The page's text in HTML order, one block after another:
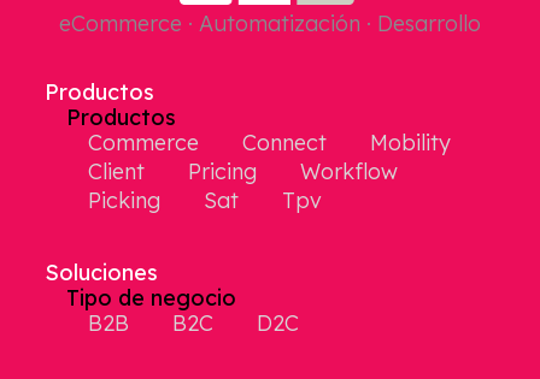
eCommerce · Automatización · Desarrollo
Productos
Productos
Commerce
Connect
Mobility
Client
Pricing
Workflow
Picking
Sat Tpv
Soluciones
Tipo de negocio
B2B
B2C D2C